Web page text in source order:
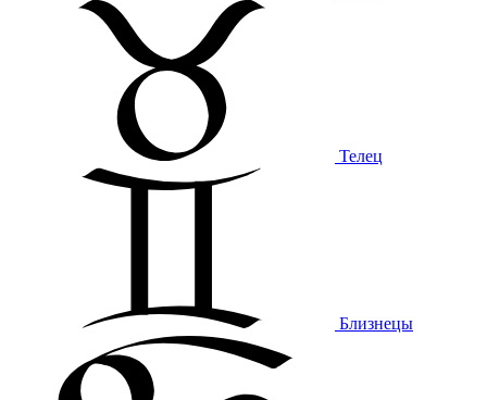
Телец
Близнецы